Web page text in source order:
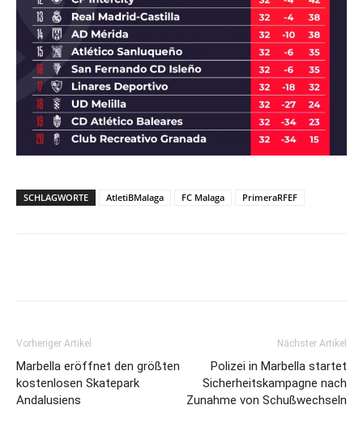
SCHLAGWORTE AtletiBMalaga FC Malaga PrimeraRFEF
Vorheriger Artikel
Marbella eröffnet den größten
kostenlosen Skatepark
Andalusiens
Nächster Artikel
Polizei in Marbella startet
Sicherheitskampagne nach
Zunahme von Schußwechseln